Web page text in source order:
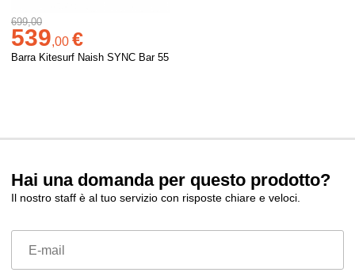
699,00
539,00 €
Barra Kitesurf Naish SYNC Bar 55
Hai una domanda per questo prodotto?
Il nostro staff è al tuo servizio con risposte chiare e veloci.
E-mail